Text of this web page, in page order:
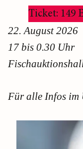
Ticket: 149
22. August 2026
17 bis 0.30 Uhr
Für alle Infos im